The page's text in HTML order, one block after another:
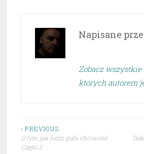
Napisane
Zobacz wszystkie
których autorem
Nawigacja
wpisu
‹ PREVIOUS
O tym jak ludzi gubi chciwość.
Część 2.